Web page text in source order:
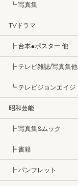
┗ 写真集
TVドラマ
┣ 台本●ポスター 他
┣ テレビ雑誌/写真集他
┗ テレビジョンエイジ
昭和芸能
┣ 写真集&ムック
┣ 書籍
┣ パンフレット